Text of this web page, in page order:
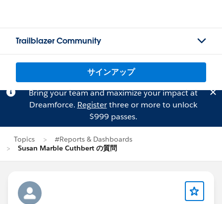
Trailblazer Community
サインアップ
Bring your team and maximize your impact at
Dreamforce. Registerthree or more to unlock
$999 passes.
Topics
#Reports & Dashboards
Susan Marble Cuthbert の質問